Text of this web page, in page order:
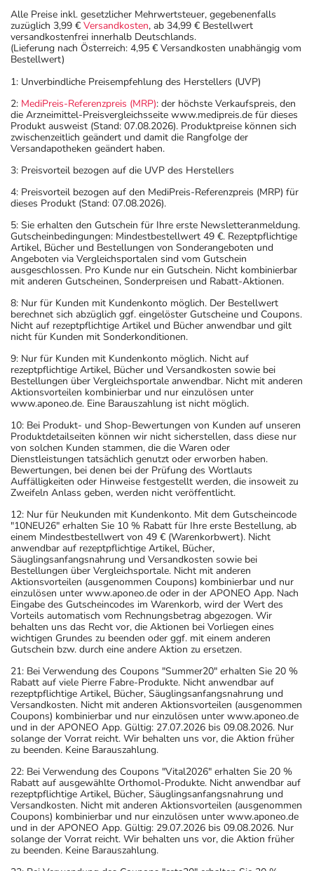
Alle Preise inkl. gesetzlicher Mehrwertsteuer, gegebenenfalls
zuzüglich 3,99 € Versandkosten, ab 34,99 € Bestellwert
versandkostenfrei innerhalb Deutschlands.
(Lieferung nach Österreich: 4,95 € Versandkosten unabhängig vom
Bestellwert)
1: Unverbindliche Preisempfehlung des Herstellers (UVP)
2: MediPreis-Referenzpreis (MRP): der höchste Verkaufspreis, den
die Arzneimittel-Preisvergleichsseite www.medipreis.de für dieses
Produkt ausweist (Stand: 07.08.2026). Produktpreise können sich
zwischenzeitlich geändert und damit die Rangfolge der
Versandapotheken geändert haben.
3: Preisvorteil bezogen auf die UVP des Herstellers
4: Preisvorteil bezogen auf den MediPreis-Referenzpreis (MRP) für
dieses Produkt (Stand: 07.08.2026).
5: Sie erhalten den Gutschein für Ihre erste Newsletteranmeldung.
Gutscheinbedingungen: Mindestbestellwert 49 €. Rezeptpflichtige
Artikel, Bücher und Bestellungen von Sonderangeboten und
Angeboten via Vergleichsportalen sind vom Gutschein
ausgeschlossen. Pro Kunde nur ein Gutschein. Nicht kombinierbar
mit anderen Gutscheinen, Sonderpreisen und Rabatt-Aktionen.
8: Nur für Kunden mit Kundenkonto möglich. Der Bestellwert
berechnet sich abzüglich ggf. eingelöster Gutscheine und Coupons.
Nicht auf rezeptpflichtige Artikel und Bücher anwendbar und gilt
nicht für Kunden mit Sonderkonditionen.
9: Nur für Kunden mit Kundenkonto möglich. Nicht auf
rezeptpflichtige Artikel, Bücher und Versandkosten sowie bei
Bestellungen über Vergleichsportale anwendbar. Nicht mit anderen
Aktionsvorteilen kombinierbar und nur einzulösen unter
www.aponeo.de. Eine Barauszahlung ist nicht möglich.
10: Bei Produkt- und Shop-Bewertungen von Kunden auf unseren
Produktdetailseiten können wir nicht sicherstellen, dass diese nur
von solchen Kunden stammen, die die Waren oder
Dienstleistungen tatsächlich genutzt oder erworben haben.
Bewertungen, bei denen bei der Prüfung des Wortlauts
Auffälligkeiten oder Hinweise festgestellt werden, die insoweit zu
Zweifeln Anlass geben, werden nicht veröffentlicht.
12: Nur für Neukunden mit Kundenkonto. Mit dem Gutscheincode
"10NEU26" erhalten Sie 10 % Rabatt für Ihre erste Bestellung, ab
einem Mindestbestellwert von 49 € (Warenkorbwert). Nicht
anwendbar auf rezeptpflichtige Artikel, Bücher,
Säuglingsanfangsnahrung und Versandkosten sowie bei
Bestellungen über Vergleichsportale. Nicht mit anderen
Aktionsvorteilen (ausgenommen Coupons) kombinierbar und nur
einzulösen unter www.aponeo.de oder in der APONEO App. Nach
Eingabe des Gutscheincodes im Warenkorb, wird der Wert des
Vorteils automatisch vom Rechnungsbetrag abgezogen. Wir
behalten uns das Recht vor, die Aktionen bei Vorliegen eines
wichtigen Grundes zu beenden oder ggf. mit einem anderen
Gutschein bzw. durch eine andere Aktion zu ersetzen.
21: Bei Verwendung des Coupons "Summer20" erhalten Sie 20 %
Rabatt auf viele Pierre Fabre-Produkte. Nicht anwendbar auf
rezeptpflichtige Artikel, Bücher, Säuglingsanfangsnahrung und
Versandkosten. Nicht mit anderen Aktionsvorteilen (ausgenommen
Coupons) kombinierbar und nur einzulösen unter www.aponeo.de
und in der APONEO App. Gültig: 27.07.2026 bis 09.08.2026. Nur
solange der Vorrat reicht. Wir behalten uns vor, die Aktion früher
zu beenden. Keine Barauszahlung.
22: Bei Verwendung des Coupons "Vital2026" erhalten Sie 20 %
Rabatt auf ausgewählte Orthomol-Produkte. Nicht anwendbar auf
rezeptpflichtige Artikel, Bücher, Säuglingsanfangsnahrung und
Versandkosten. Nicht mit anderen Aktionsvorteilen (ausgenommen
Coupons) kombinierbar und nur einzulösen unter www.aponeo.de
und in der APONEO App. Gültig: 29.07.2026 bis 09.08.2026. Nur
solange der Vorrat reicht. Wir behalten uns vor, die Aktion früher
zu beenden. Keine Barauszahlung.